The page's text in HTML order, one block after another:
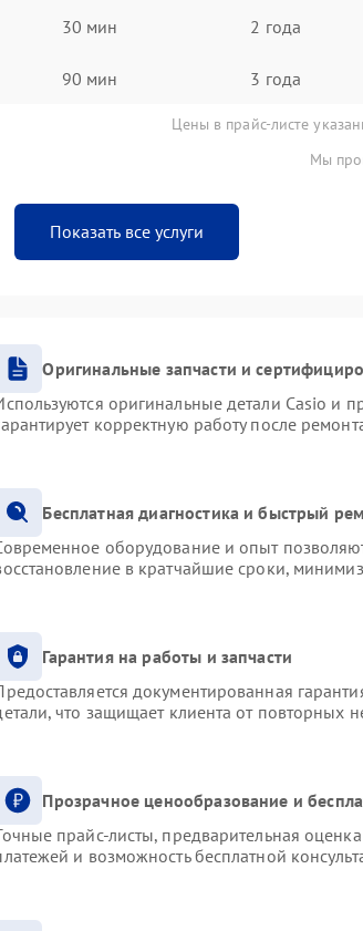
30 мин 2 года
90 мин 3 года
Цены в прайс-листе
Мы
Показать все услуги
Оригинальные запчасти и
оригинальные детали Casio и
корректную работу после
Бесплатная диагностика и быстрый
оборудование и опыт
в кратчайшие сроки,
Гарантия на работы и запчасти
документированная
что защищает клиента от повторных
Прозрачное ценообразование и
прайс-листы, предварительная
и возможность бесплатной